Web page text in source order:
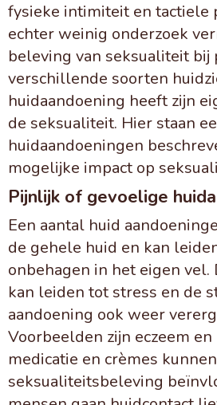
fysieke intimiteit en tactiele
echter weinig onderzoek
beleving van seksualiteit bij
verschillende soorten
huidaandoening heeft zijn
de seksualiteit. Hier staan
huidaandoeningen
mogelijke impact op
Pijnlijk of gevoelige
Een aantal huid
de gehele huid en kan
onbehagen in het eigen vel.
kan leiden tot stress en de
aandoening ook weer
Voorbeelden zijn eczeem en
medicatie en crèmes
seksualiteitsbeleving